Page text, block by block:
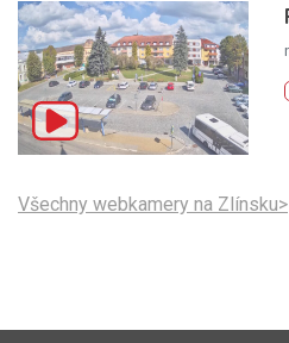
Všechny webkamery na Zlínsku>